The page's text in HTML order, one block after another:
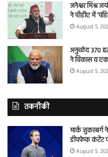
जनेश्वर मिश्र
ने पीडीए में
August 5,
अनुच्छेद 370
ने विकास व
August 5,
तकनीकी
मार्क जुकरबर्ग
डीपफेक कंटेंट
August 5,